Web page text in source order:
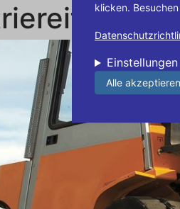
klicken.
Einstellungen
Alle akzeptieren